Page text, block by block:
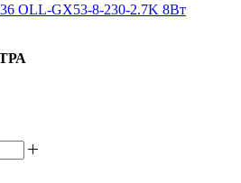
OLL-GX53-8-230-2.7K 8Вт